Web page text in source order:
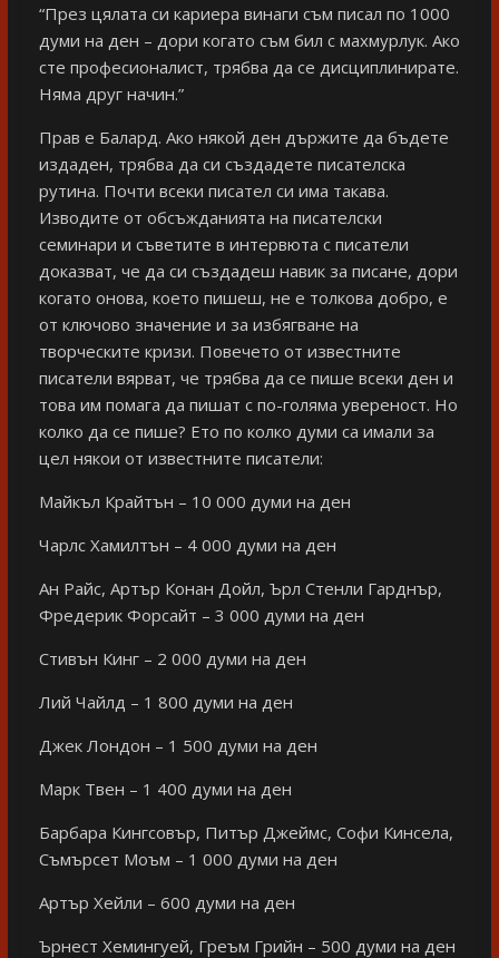
“През цялата си кариера винаги съм писал по 1000
думи на ден – дори когато съм бил с махмурлук. Ако
сте професионалист, трябва да се дисциплинирате.
Няма друг начин.”
Прав е Балард. Ако някой ден държите да бъдете
издаден, трябва да си създадете писателска
рутина. Почти всеки писател си има такава.
Изводите от обсъжданията на писателски
семинари и съветите в интервюта с писатели
доказват, че да си създадеш навик за писане, дори
когато онова, което пишеш, не е толкова добро, е
от ключово значение и за избягване на
творческите кризи. Повечето от известните
писатели вярват, че трябва да се пише всеки ден и
това им помага да пишат с по-голяма увереност. Но
колко да се пише? Ето по колко думи са имали за
цел някои от известните писатели:
Майкъл Крайтън – 10 000 думи на ден
Чарлс Хамилтън – 4 000 думи на ден
Ан Райс, Артър Конан Дойл, Ърл Стенли Гарднър,
Фредерик Форсайт – 3 000 думи на ден
Стивън Кинг – 2 000 думи на ден
Лий Чайлд – 1 800 думи на ден
Джек Лондон – 1 500 думи на ден
Марк Твен – 1 400 думи на ден
Барбара Кингсовър, Питър Джеймс, Софи Кинсела,
Съмърсет Моъм – 1 000 думи на ден
Артър Хейли – 600 думи на ден
Ърнест Хемингуей, Греъм Грийн – 500 думи на ден